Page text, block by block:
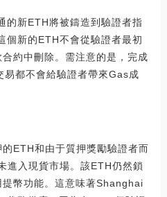
的新ETH將被鑄造到驗證者指
個新的ETH不會從驗證者最初
約中刪除。需注意的是，完成
易都不會給驗證者帶來Gas成
ETH和由于質押獎勵驗證者而
進入現貨市場。該ETH仍然鎖
幣功能。這意味著Shanghai